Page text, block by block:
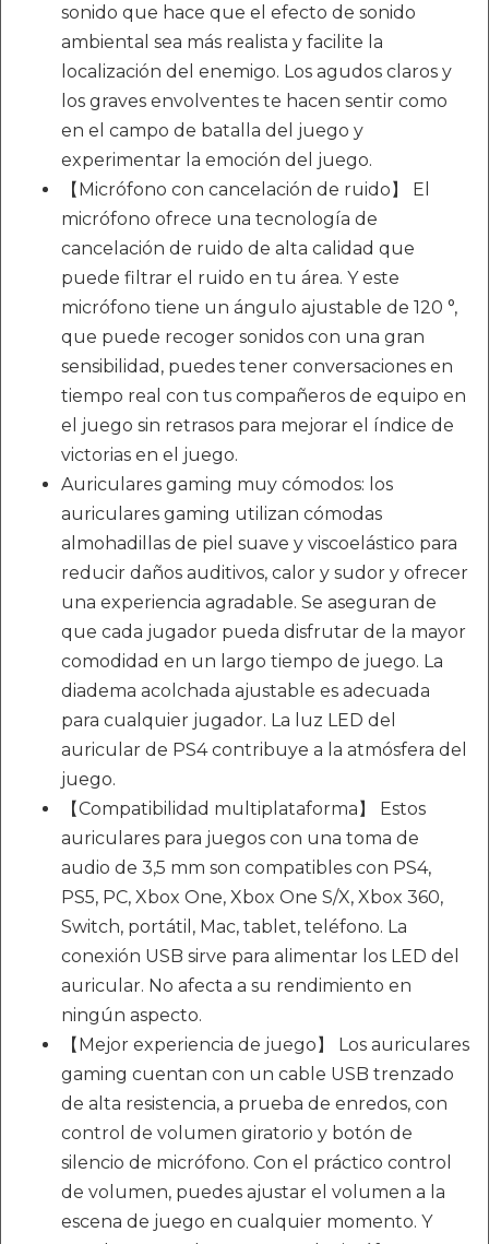
sonido que hace que el efecto de sonido
ambiental sea más realista y facilite la
localización del enemigo. Los agudos claros y
los graves envolventes te hacen sentir como
en el campo de batalla del juego y
experimentar la emoción del juego.
【Micrófono con cancelación de ruido】 El
micrófono ofrece una tecnología de
cancelación de ruido de alta calidad que
puede filtrar el ruido en tu área. Y este
micrófono tiene un ángulo ajustable de 120 °,
que puede recoger sonidos con una gran
sensibilidad, puedes tener conversaciones en
tiempo real con tus compañeros de equipo en
el juego sin retrasos para mejorar el índice de
victorias en el juego.
Auriculares gaming muy cómodos: los
auriculares gaming utilizan cómodas
almohadillas de piel suave y viscoelástico para
reducir daños auditivos, calor y sudor y ofrecer
una experiencia agradable. Se aseguran de
que cada jugador pueda disfrutar de la mayor
comodidad en un largo tiempo de juego. La
diadema acolchada ajustable es adecuada
para cualquier jugador. La luz LED del
auricular de PS4 contribuye a la atmósfera del
juego.
【Compatibilidad multiplataforma】 Estos
auriculares para juegos con una toma de
audio de 3,5 mm son compatibles con PS4,
PS5, PC, Xbox One, Xbox One S/X, Xbox 360,
Switch, portátil, Mac, tablet, teléfono. La
conexión USB sirve para alimentar los LED del
auricular. No afecta a su rendimiento en
ningún aspecto.
【Mejor experiencia de juego】 Los auriculares
gaming cuentan con un cable USB trenzado
de alta resistencia, a prueba de enredos, con
control de volumen giratorio y botón de
silencio de micrófono. Con el práctico control
de volumen, puedes ajustar el volumen a la
escena de juego en cualquier momento. Y